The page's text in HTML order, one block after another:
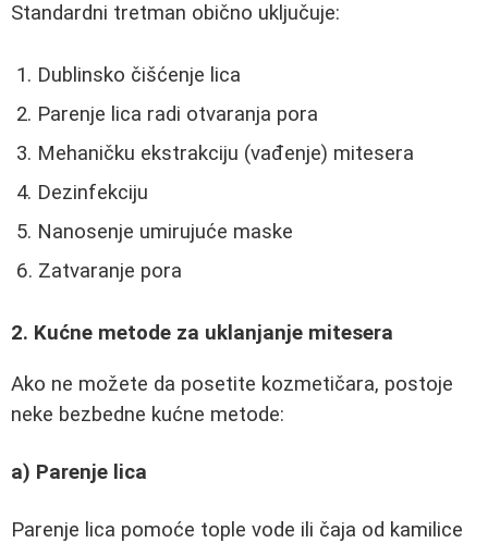
Standardni tretman obično uključuje:
Dublinsko čišćenje lica
Parenje lica radi otvaranja pora
Mehaničku ekstrakciju (vađenje) mitesera
Dezinfekciju
Nanosenje umirujuće maske
Zatvaranje pora
2. Kućne metode za uklanjanje mitesera
Ako ne možete da posetite kozmetičara, postoje
neke bezbedne kućne metode:
a) Parenje lica
Parenje lica pomoće tople vode ili čaja od kamilice